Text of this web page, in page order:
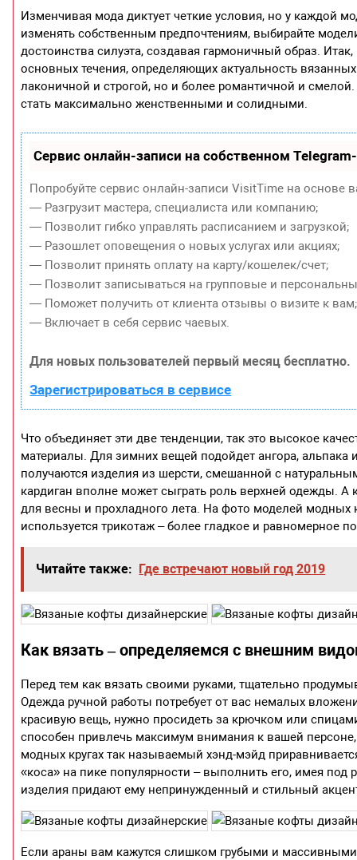
Изменчивая мода диктует четкие условия, но у каждой
изменять собственным предпочтениям, выбирайте
достоинства силуэта, создавая гармоничный образ.
основных течения, определяющих актуальность
лаконичной и строгой, но и более романтичной и
стать максимально женственными и солидными.
Сервис онлайн-записи на собственном
Попробуйте сервис онлайн-записи VisitTime на основе
— Разгрузит мастера, специалиста или компанию;
— Позволит гибко управлять расписанием и загрузкой;
— Разошлет оповещения о новых услугах или акциях;
— Позволит принять оплату на карту/кошелек/счет;
— Позволит записываться на групповые и
— Поможет получить от клиента отзывы о визите к вам;
— Включает в себя сервис чаевых.
Для новых пользователей первый месяц бесплатно.
Зарегистрироваться в сервисе
Что объединяет эти две тенденции, так это высокое
материалы. Для зимних вещей подойдет ангора,
получаются изделия из шерсти, смешанной с
кардиган вполне может сыграть роль верхней одежды.
для весны и прохладного лета. На фото моделей модных
используется трикотаж – более гладкое и равномерное
Читайте также: Где встречают новый год 2019
Как вязать – определяемся с внешним
Перед тем как вязать своими руками, тщательно
Одежда ручной работы потребует от вас немалых
красивую вещь, нужно просидеть за крючком или
способен привлечь максимум внимания к вашей
модных кругах так называемый хэнд-мэйд
«коса» на пике популярности – выполнить его, имея
изделия придают ему непринужденный и стильный
Если араны вам кажутся слишком грубыми и